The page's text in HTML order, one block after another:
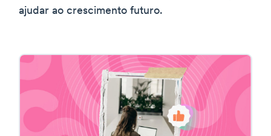
ajudar ao crescimento futuro.